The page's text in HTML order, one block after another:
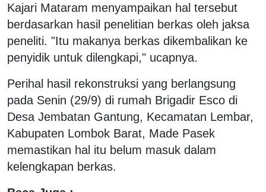
Kajari Mataram menyampaikan hal tersebut
berdasarkan hasil penelitian berkas oleh jaksa
peneliti. "Itu makanya berkas dikembalikan ke
penyidik untuk dilengkapi," ucapnya.
Perihal hasil rekonstruksi yang berlangsung
pada Senin (29/9) di rumah Brigadir Esco di
Desa Jembatan Gantung, Kecamatan Lembar,
Kabupaten Lombok Barat, Made Pasek
memastikan hal itu belum masuk dalam
kelengkapan berkas.